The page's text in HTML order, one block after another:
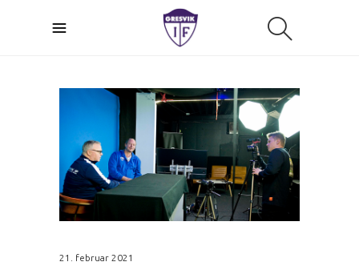
21. februar 2021